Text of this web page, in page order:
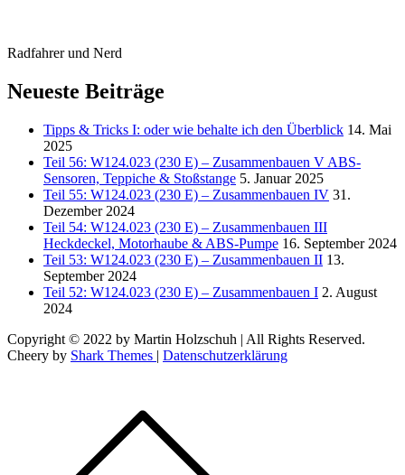
Radfahrer und Nerd
Neueste Beiträge
Tipps & Tricks I: oder wie behalte ich den Überblick 14. Mai
2025
Teil 56: W124.023 (230 E) – Zusammenbauen V ABS-
Sensoren, Teppiche & Stoßstange 5. Januar 2025
Teil 55: W124.023 (230 E) – Zusammenbauen IV 31.
Dezember 2024
Teil 54: W124.023 (230 E) – Zusammenbauen III
Heckdeckel, Motorhaube & ABS-Pumpe 16. September 2024
Teil 53: W124.023 (230 E) – Zusammenbauen II 13.
September 2024
Teil 52: W124.023 (230 E) – Zusammenbauen I 2. August
2024
Copyright © 2022 by Martin Holzschuh | All Rights Reserved.
Cheery by Shark Themes | Datenschutzerklärung